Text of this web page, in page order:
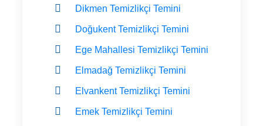
Dikmen Temizlikçi Temini
Doğukent Temizlikçi Temini
Ege Mahallesi Temizlikçi Temini
Elmadağ Temizlikçi Temini
Elvankent Temizlikçi Temini
Emek Temizlikçi Temini